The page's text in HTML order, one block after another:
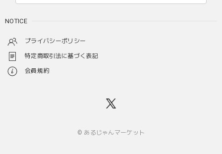
NOTICE
プライバシーポリシー
特定商取引法に基づく表記
会員規約
© あるじゃんマーケット